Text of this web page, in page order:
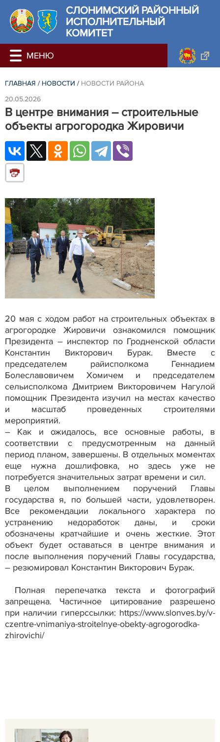
СЛОНИМСКИЙ РАЙОННЫЙ
ИСПОЛНИТЕЛЬНЫЙ
КОМИТЕТ
ГЛАВНАЯ / НОВОСТИ / НОВОСТИ РАЙОНА
20.05.2026
В центре внимания ­– строительные
объекты агрогородка Жировичи
20 мая с ходом работ на строительных объектах в
агрогородке Жировичи ознакомился помощник
Президента – инспектор по Гродненской области
Константин Викторович Бурак. Вместе с
председателем райисполкома Геннадием
Болеславовичем Хомичем и председателем
сельисполкома Дмитрием Викторовичем Нагулой
помощник Президента изучил на местах качество
и масштаб проведенных строителями
мероприятий.
– Как и ожидалось, все основные работы, в
соответствии с предусмотренным на данный
период планом, завершены. В отдельных моментах
еще нужна дошлифовка, но здесь уже не
потребуется значительных затрат времени и сил.
В целом выполнением поручений Главы
государства я, по большей части, удовлетворен.
Все рекомендации локального характера по
устранению недоработок даны, и сроки
обозначены кратчайшие и очень жесткие. Этот
объект будет оставаться в центре внимания и
после выполнения поручений Главы государства,
– резюмировал Константин Викторович Бурак.
Полная перепечатка текста и фотографий
запрещена. Частичное цитирование разрешено
при наличии гиперссылки: https://www.slonves.by/v-
czentre-vnimaniya-stroitelnye-obekty-agrogorodka-
zhirovichi/